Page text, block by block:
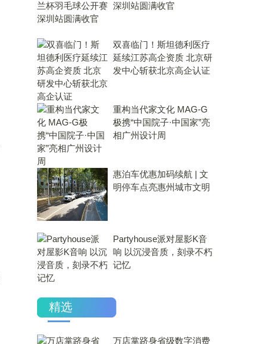
深圳站圆满收官
双喜临门！斯坦德利医疗
延续江苏高企资质 北京研
发中心斩获北京高企认证
重构当代家文化 MAG-G
极携“中国院子·中国家”亮
相广州设计周
惠泊车优惠加码续航 | 文
明停车点亮惠州城市文明
Partyhouse派对屋影K音
响 以沉浸音质，刻录不朽
记忆
精选
万店掌跻身省级数字消费